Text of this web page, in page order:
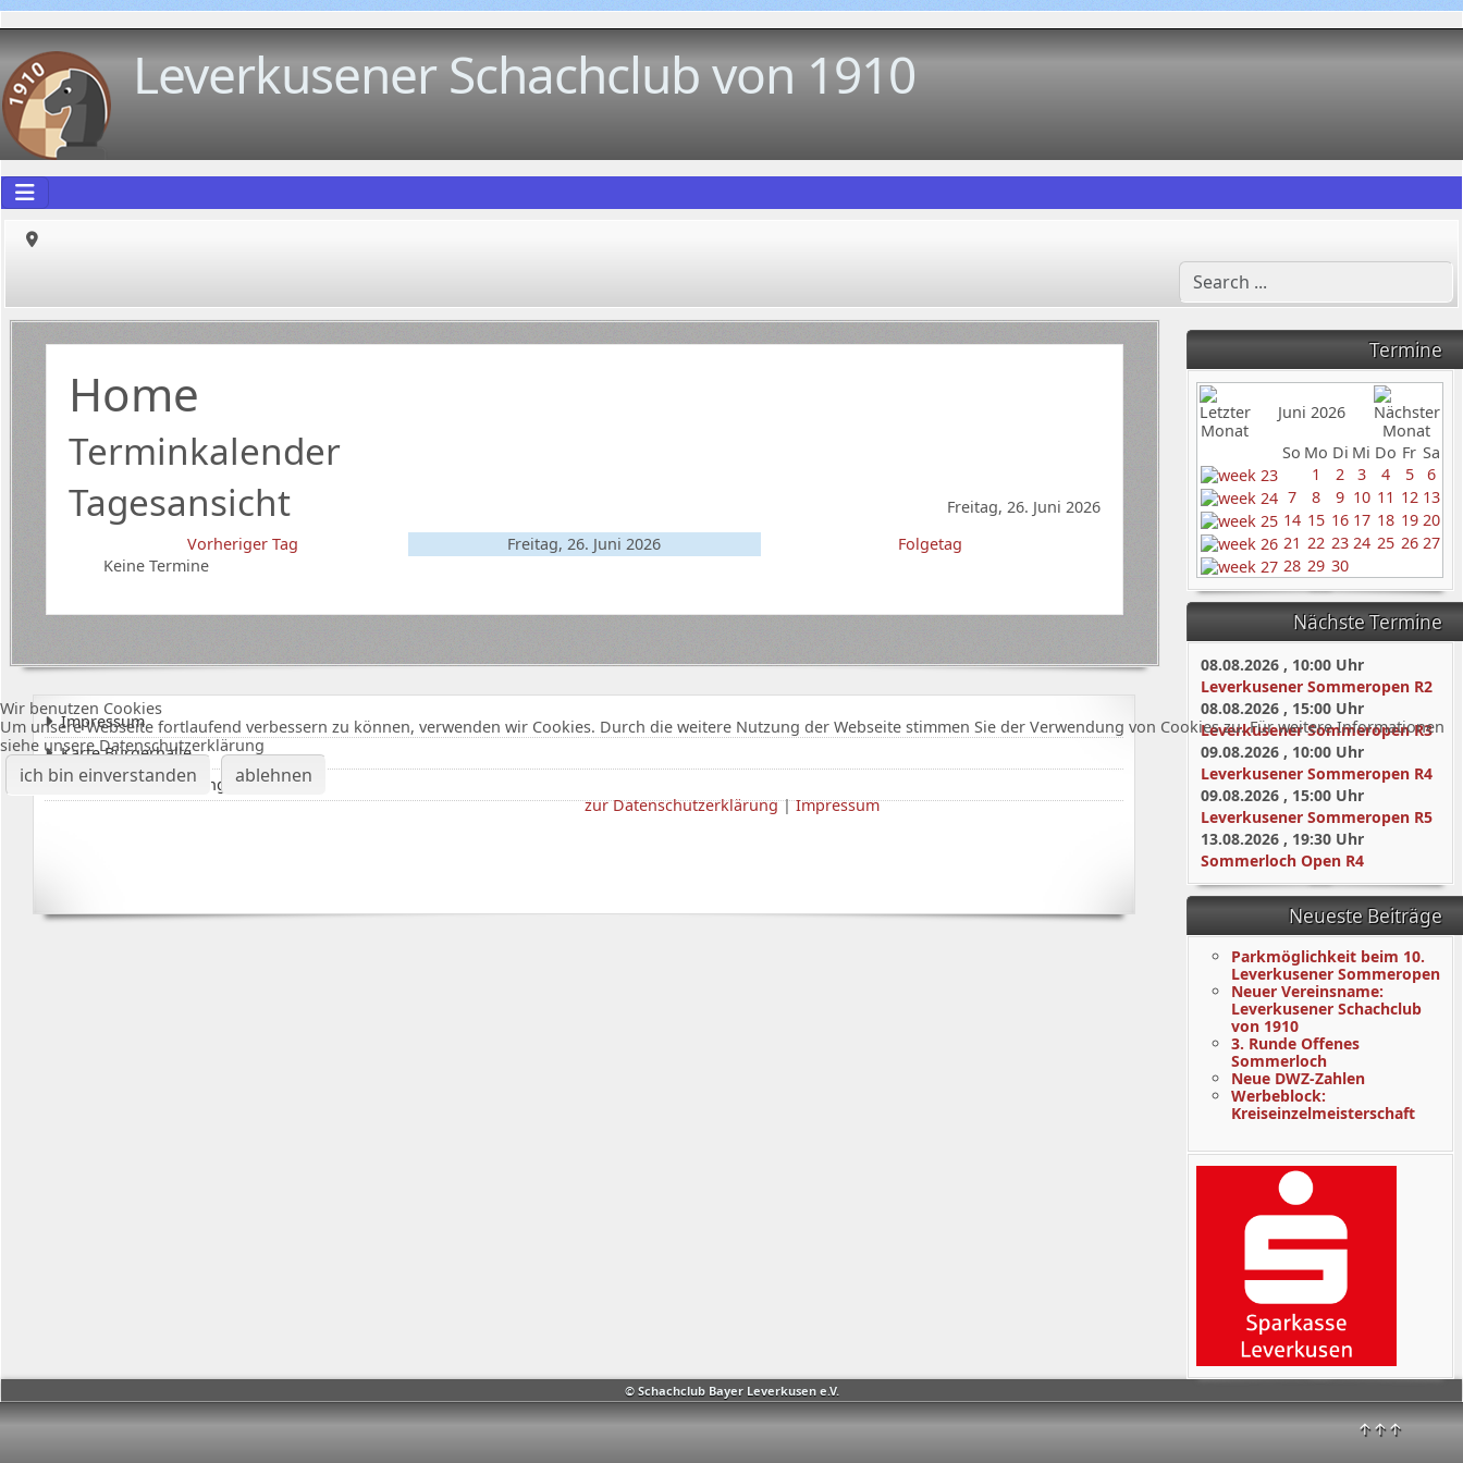
Leverkusener Schachclub von 1910
© Schachclub Bayer Leverkusen e.V.
↑↑↑
Termine
Juni 2026
So Mo Di Mi Do Fr Sa
1
2 3 4 5
6
7
8 9 10 11 12 13
14 15 16 17 18 19 20
21 22 23 24 25 26 27
28 29 30
Nächste Termine
08.08.2026, 10:00Uhr
Leverkusener Sommeropen R2
08.08.2026, 15:00Uhr
Leverkusener Sommeropen R3
09.08.2026, 10:00Uhr
Leverkusener Sommeropen R4
09.08.2026, 15:00Uhr
Leverkusener Sommeropen R5
13.08.2026, 19:30Uhr
Sommerloch Open R4
Neueste Beiträge
Parkmöglichkeit beim 10.
Leverkusener Sommeropen
Neuer Vereinsname:
Leverkusener Schachclub
von 1910
3. Runde Offenes
Sommerloch
Neue DWZ-Zahlen
Werbeblock:
Kreiseinzelmeisterschaft
Home
Terminkalender
Tagesansicht
Freitag, 26. Juni 2026
Vorheriger Tag
Freitag, 26. Juni 2026
Folgetag
Keine Termine
Impressum
Karte Bürgerhalle
Datenschutzerklärung
Wir benutzen Cookies
Um unsere Webseite fortlaufend verbessern zu können, verwenden wir Cookies. Durch die weitere Nutzung der Webseite stimmen Sie der Verwendung von Cookies zu. Für weitere Informationen
siehe unsere Datenschutzerklärung
ich bin einverstanden ablehnen
zur Datenschutzerklärung|Impressum